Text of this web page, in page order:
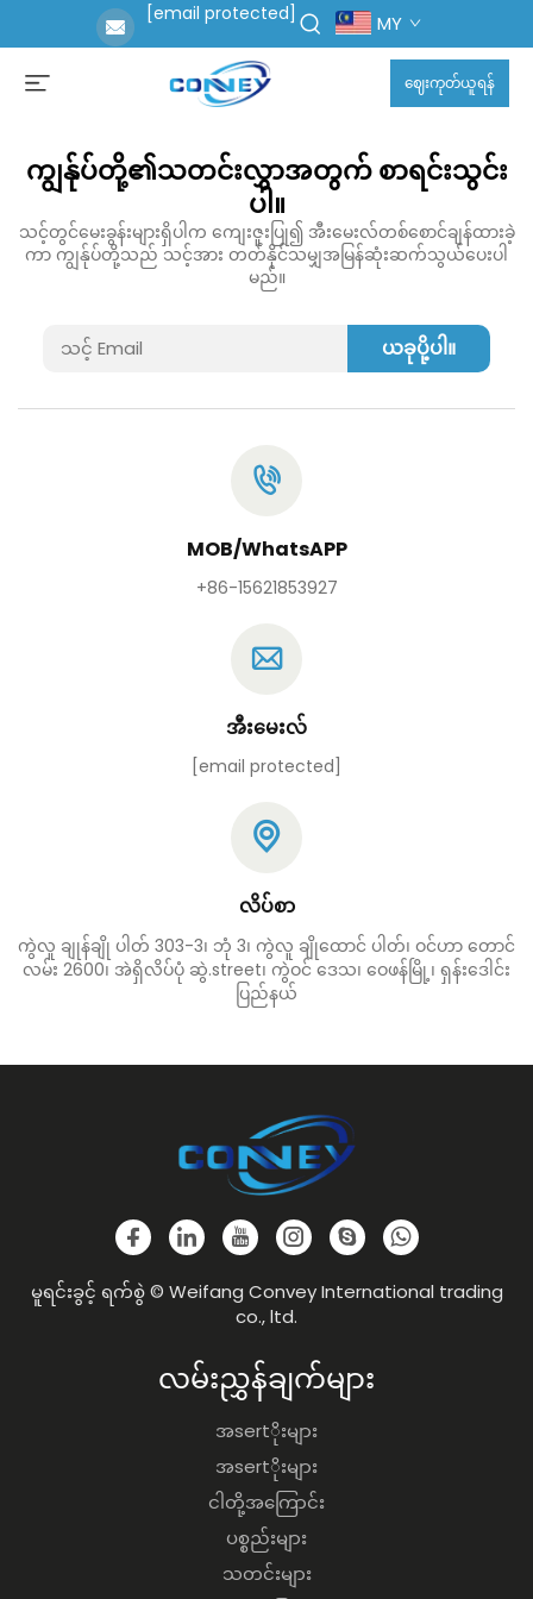
[email protected] MY
ဈေးကုတ်ယူရန်
ကျွန်ုပ်တို့၏သတင်းလွှာအတွက် စာရင်းသွင်း
ပါ။
သင့်တွင်မေးခွန်းများရှိပါက ကျေးဇူးပြု၍ အီးမေးလ်တစ်စောင်ချန်ထားခဲ့
ကာ ကျွန်ုပ်တို့သည် သင့်အား တတ်နိုင်သမျှအမြန်ဆုံးဆက်သွယ်ပေးပါ
မည်။
ယခုပို့ပါ။
MOB/WhatsAPP
+86-15621853927
အီးမေးလ်
[email protected]
လိပ်စာ
ကွဲလူ ချုန်ချို ပါတ် 303-3၊ ဘုံ 3၊ ကွဲလူ ချိုထောင် ပါတ်၊ ဝင်ဟာ တောင်
လမ်း 2600၊ အဲရှိလိပ်ပုံ ဆွဲ.street၊ ကွဲဝင် ဒေသ၊ ဝေဖန်မြို့၊ ရှန်းဒေါင်း
ပြည်နယ်
မူရင်းခွင့် ရက်စွဲ © Weifang Convey International trading
co., ltd.
လမ်းညွှန်ချက်များ
အsertိုးများ
အsertိုးများ
ငါတို့အကြောင်း
ပစ္စည်းများ
သတင်းများ